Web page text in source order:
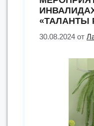
«ТАЛАНТЫ
30.08.2024 от